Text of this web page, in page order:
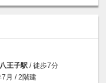
王子駅 / 徒歩7分
月 / 2階建